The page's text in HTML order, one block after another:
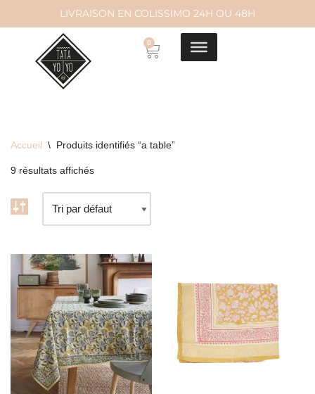
contenu
LIVRAISON EN COLISSIMO 24H OU 48H
0
Accueil \ Produits identifiés “a table”
9 résultats affichés